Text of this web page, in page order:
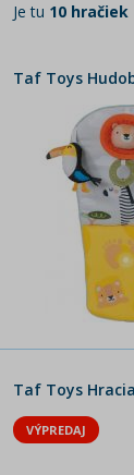
Je tu 10 hračiek
Taf Toys
Taf Toys
VÝPREDAJ